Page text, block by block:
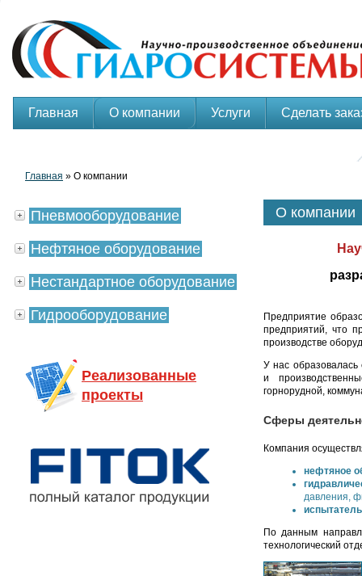
Главная О компании Услуги Сделать
Главная » О компании
О компании
Предприятие
предприятий, что
производстве
У нас образовалась
и
горнорудной,
Сферы
Компания
нефтяное
давления,
По данным
технологический
Пневмооборудование
Нефтяное оборудование
Нестандартное оборудование
Гидрооборудование
Реализованные
проекты